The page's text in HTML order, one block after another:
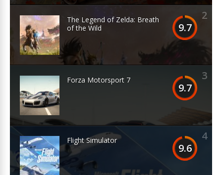
2
9.7
The Legend of Zelda: Breath
of the Wild
3
9.7
Forza Motorsport 7
4
9.6
Flight Simulator